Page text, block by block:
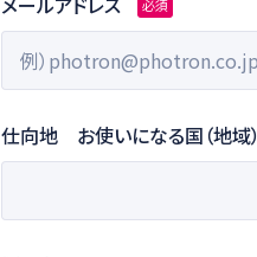
必須
仕向地 お使いになる国（地域）